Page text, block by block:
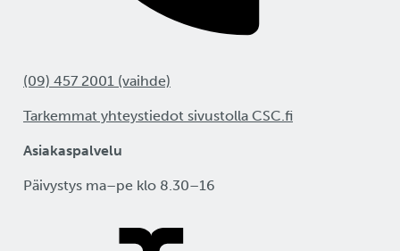
(09) 457 2001 (vaihde)
Tarkemmat yhteystiedot sivustolla CSC.fi
Asiakaspalvelu
Päivystys ma–pe klo 8.30–16